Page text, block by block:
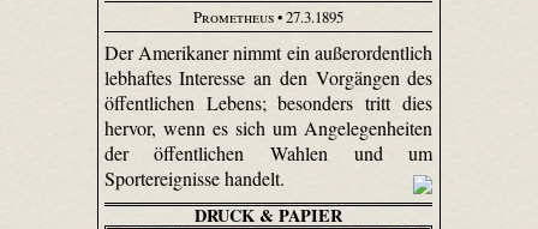
Prometheus• 27.3.1895
Der Amerikaner nimmt ein außerordentlich
lebhaftes Interesse an den Vorgängen des
öffentlichen Lebens; besonders tritt dies
hervor, wenn es sich um Angelegenheiten
der öffentlichen Wahlen und um
Sportereignisse handelt.
DRUCK & PAPIER